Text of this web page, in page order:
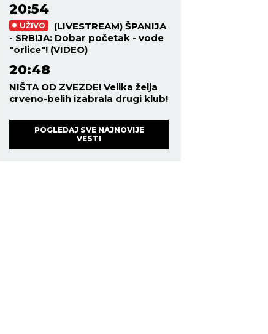
20:54
UŽIVO
(LIVESTREAM) ŠPANIJA
- SRBIJA: Dobar početak - vode
"orlice"! (VIDEO)
20:48
NIŠTA OD ZVEZDE! Velika želja
crveno-belih izabrala drugi klub!
POGLEDAJ SVE NAJNOVIJE
VESTI